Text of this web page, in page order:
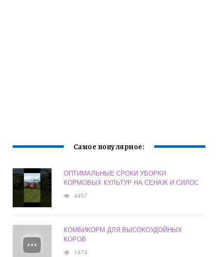
Самое популярное:
ОПТИМАЛЬНЫЕ СРОКИ УБОРКИ
КОРМОВЫХ КУЛЬТУР НА СЕНАЖ И СИЛОС
4457
КОМБИКОРМ ДЛЯ ВЫСОКОУДОЙНЫХ
КОРОВ
1474